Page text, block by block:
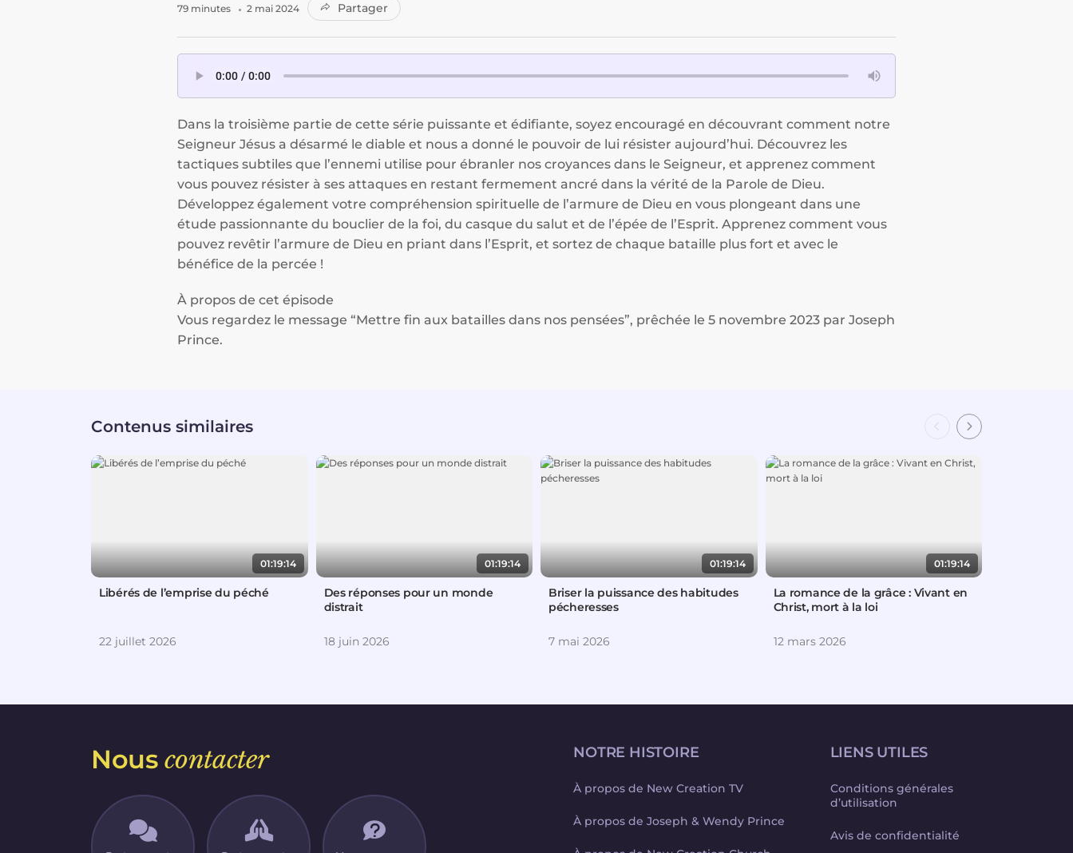
79 minutes 2 mai 2024 Partager
Dans la troisième partie de cette série puissante et édifiante, soyez encouragé en découvrant comment notre
Seigneur Jésus a désarmé le diable et nous a donné le pouvoir de lui résister aujourd’hui. Découvrez les
tactiques subtiles que l’ennemi utilise pour ébranler nos croyances dans le Seigneur, et apprenez comment
vous pouvez résister à ses attaques en restant fermement ancré dans la vérité de la Parole de Dieu.
Développez également votre compréhension spirituelle de l’armure de Dieu en vous plongeant dans une
étude passionnante du bouclier de la foi, du casque du salut et de l’épée de l’Esprit. Apprenez comment vous
pouvez revêtir l’armure de Dieu en priant dans l’Esprit, et sortez de chaque bataille plus fort et avec le
bénéfice de la percée !
À propos de cet épisode
Vous regardez le message “Mettre fin aux batailles dans nos pensées”, prêchée le 5 novembre 2023 par Joseph
Prince.
Contenus similaires
01:19:14
Libérés de l’emprise du péché
22 juillet 2026
01:19:14
Des réponses pour un monde
distrait
18 juin 2026
01:19:14
Briser la puissance des habitudes
pécheresses
7 mai 2026
01:19:14
La romance de la grâce : Vivant en
Christ, mort à la loi
12 mars 2026
Nouscontacter NOTRE HISTOIRE
À propos de New Creation TV
À propos de Joseph & Wendy Prince
LIENS UTILES
Conditions générales
d’utilisation
Avis de confidentialité